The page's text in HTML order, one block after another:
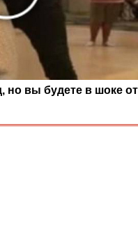
но вы будете в шоке от